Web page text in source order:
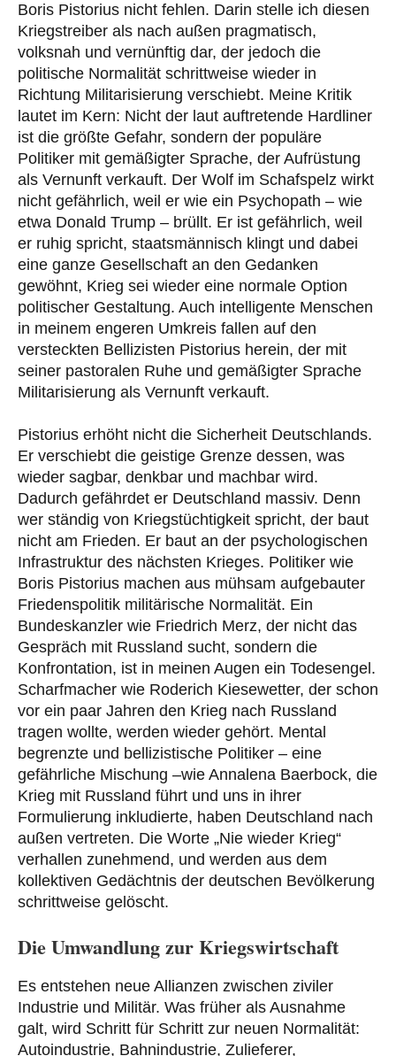
Boris Pistorius nicht fehlen. Darin stelle ich diesen
Kriegstreiber als nach außen pragmatisch,
volksnah und vernünftig dar, der jedoch die
politische Normalität schrittweise wieder in
Richtung Militarisierung verschiebt. Meine Kritik
lautet im Kern: Nicht der laut auftretende Hardliner
ist die größte Gefahr, sondern der populäre
Politiker mit gemäßigter Sprache, der Aufrüstung
als Vernunft verkauft. Der Wolf im Schafspelz wirkt
nicht gefährlich, weil er wie ein Psychopath – wie
etwa Donald Trump – brüllt. Er ist gefährlich, weil
er ruhig spricht, staatsmännisch klingt und dabei
eine ganze Gesellschaft an den Gedanken
gewöhnt, Krieg sei wieder eine normale Option
politischer Gestaltung. Auch intelligente Menschen
in meinem engeren Umkreis fallen auf den
versteckten Bellizisten Pistorius herein, der mit
seiner pastoralen Ruhe und gemäßigter Sprache
Militarisierung als Vernunft verkauft.
Pistorius erhöht nicht die Sicherheit Deutschlands.
Er verschiebt die geistige Grenze dessen, was
wieder sagbar, denkbar und machbar wird.
Dadurch gefährdet er Deutschland massiv. Denn
wer ständig von Kriegstüchtigkeit spricht, der baut
nicht am Frieden. Er baut an der psychologischen
Infrastruktur des nächsten Krieges. Politiker wie
Boris Pistorius machen aus mühsam aufgebauter
Friedenspolitik militärische Normalität. Ein
Bundeskanzler wie Friedrich Merz, der nicht das
Gespräch mit Russland sucht, sondern die
Konfrontation, ist in meinen Augen ein Todesengel.
Scharfmacher wie Roderich Kiesewetter, der schon
vor ein paar Jahren den Krieg nach Russland
tragen wollte, werden wieder gehört. Mental
begrenzte und bellizistische Politiker – eine
gefährliche Mischung –wie Annalena Baerbock, die
Krieg mit Russland führt und uns in ihrer
Formulierung inkludierte, haben Deutschland nach
außen vertreten. Die Worte „Nie wieder Krieg“
verhallen zunehmend, und werden aus dem
kollektiven Gedächtnis der deutschen Bevölkerung
schrittweise gelöscht.
Die Umwandlung zur Kriegswirtschaft
Es entstehen neue Allianzen zwischen ziviler
Industrie und Militär. Was früher als Ausnahme
galt, wird Schritt für Schritt zur neuen Normalität:
Autoindustrie, Bahnindustrie, Zulieferer,